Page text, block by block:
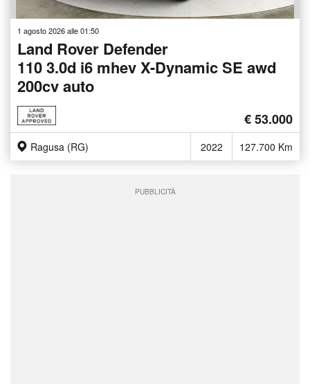
1 agosto 2026 alle 01:50
Land Rover Defender
110 3.0d i6 mhev X-Dynamic SE awd
200cv auto
€ 53.000
Ragusa (RG) 2022 127.700 Km
PUBBLICITÀ